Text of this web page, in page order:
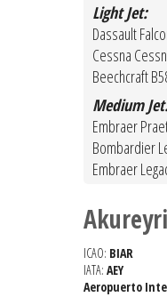
Light Jet:
Dassault
Cessna
Beechcraft
Medium
Embraer
Bombardier
Embraer
ICAO: BIAR
IATA: AEY
Aeropuerto